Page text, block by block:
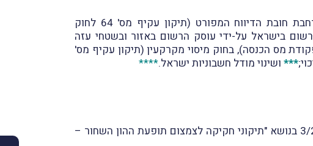
נזכיר, כי בגדרו של החוק להשגת יעדי התקציב נכללים מספר תיקוני חקיקה ובכללם, בין היתר, הרחבת חובת הדיווח המפורט (תיקון עקיף מס' 64 לחוק
בישראל על-ידי עוסק הרשום באזור ובשטחי עזה
הוראות בפקודת מס הכנסה (תיקון עקיף מס' 280 לפקודת מס הכנסה), בחוק מיסוי מקרקעין (תיקון עקיף מס'
*** ושינוי מודל חשבוניות ישראל.****
בהמשך לכך, נבקש לעדכנכם, כי ביום 9.2.2026 פרסמה רשות המיסים את חוזר מס הכנסה מספר 3/2026 בנושא "תיקוני חקיקה לצמצום תופעת ההון השחור –